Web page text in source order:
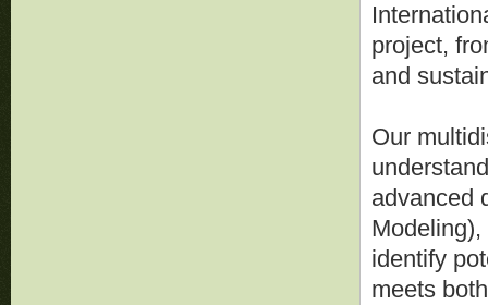
project,
and
Our
advanced
identify
meets